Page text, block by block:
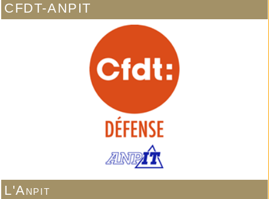
CFDT-ANPIT
L'Anpit